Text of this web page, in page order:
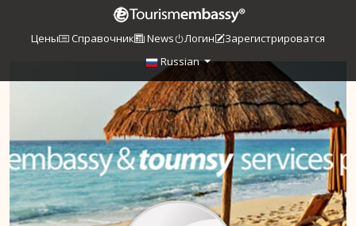
Цены Справочник News Логин
Зарегистрироватся
Russian